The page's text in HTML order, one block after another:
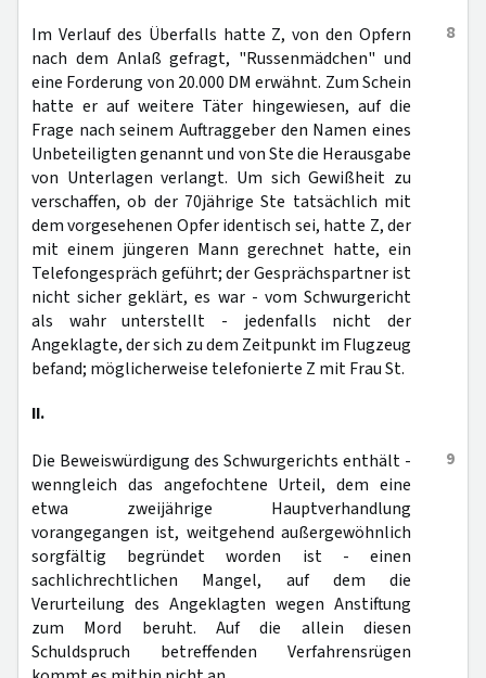
8
Im Verlauf des Überfalls hatte Z, von den Opfern
nach dem Anlaß gefragt, "Russenmädchen" und
eine Forderung von 20.000 DM erwähnt. Zum Schein
hatte er auf weitere Täter hingewiesen, auf die
Frage nach seinem Auftraggeber den Namen eines
Unbeteiligten genannt und von Ste die Herausgabe
von Unterlagen verlangt. Um sich Gewißheit zu
verschaffen, ob der 70jährige Ste tatsächlich mit
dem vorgesehenen Opfer identisch sei, hatte Z, der
mit einem jüngeren Mann gerechnet hatte, ein
Telefongespräch geführt; der Gesprächspartner ist
nicht sicher geklärt, es war - vom Schwurgericht
als wahr unterstellt - jedenfalls nicht der
Angeklagte, der sich zu dem Zeitpunkt im Flugzeug
befand; möglicherweise telefonierte Z mit Frau St.
II.
9
Die Beweiswürdigung des Schwurgerichts enthält -
wenngleich das angefochtene Urteil, dem eine
etwa zweijährige Hauptverhandlung
vorangegangen ist, weitgehend außergewöhnlich
sorgfältig begründet worden ist - einen
sachlichrechtlichen Mangel, auf dem die
Verurteilung des Angeklagten wegen Anstiftung
zum Mord beruht. Auf die allein diesen
Schuldspruch betreffenden Verfahrensrügen